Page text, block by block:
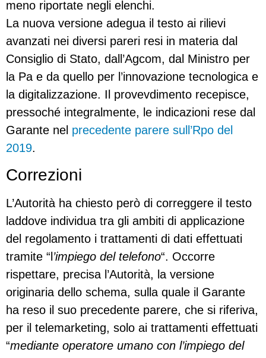
meno riportate negli elenchi.
La nuova versione adegua il testo ai rilievi
avanzati nei diversi pareri resi in materia dal
Consiglio di Stato, dall’Agcom, dal Ministro per
la Pa e da quello per l’innovazione tecnologica e
la digitalizzazione. Il provevdimento recepisce,
pressoché integralmente, le indicazioni rese dal
Garante nel precedente parere sull’Rpo del
2019.
Correzioni
L’Autorità ha chiesto però di correggere il testo
laddove individua tra gli ambiti di applicazione
del regolamento i trattamenti di dati effettuati
tramite “l ’impiego del telefono“. Occorre
rispettare, precisa l’Autorità, la versione
originaria dello schema, sulla quale il Garante
ha reso il suo precedente parere, che si riferiva,
per il telemarketing, solo ai trattamenti effettuati
“mediante operatore umano con l’impiego del